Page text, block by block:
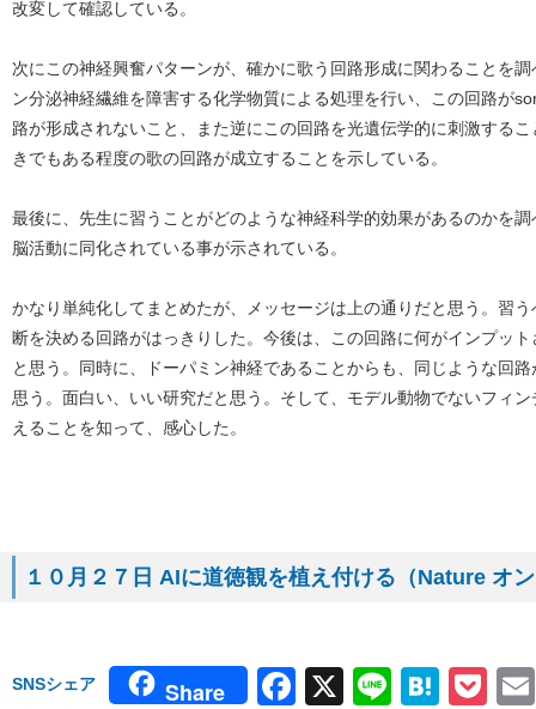
改変して確認している。
次にこの神経興奮パターンが、確かに歌う回路形成に関わることを
ン分泌神経繊維を障害する化学物質による処理を行い、この回路が
路が形成されないこと、また逆にこの回路を光遺伝学的に刺激する
きでもある程度の歌の回路が成立することを示している。
最後に、先生に習うことがどのような神経科学的効果があるのかを
脳活動に同化されている事が示されている。
かなり単純化してまとめたが、メッセージは上の通りだと思う。習
断を決める回路がはっきりした。今後は、この回路に何がインプッ
と思う。同時に、ドーパミン神経であることからも、同じような回
思う。面白い、いい研究だと思う。そして、モデル動物でないフィ
えることを知って、感心した。
１０月２７日 AIに道徳観を植え付ける（Nature オ
SNSシェア Share Facebook
X Line